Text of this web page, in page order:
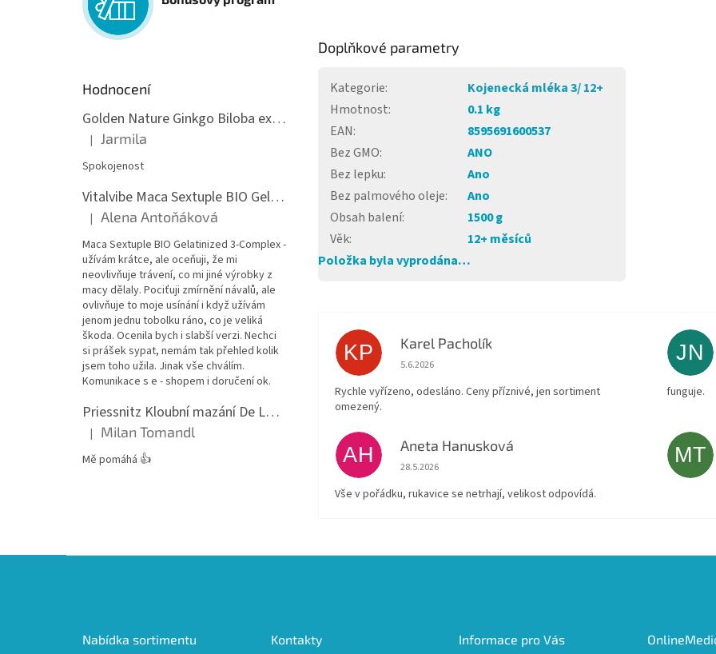
Hodnocení
Golden Nature Ginkgo Biloba extrakt 50:1 60mg, 100 kapslí
Hodnocení produktu je 5 z 5 hvězdiček.
| Jarmila
Spokojenost
Vitalvibe Maca Sextuple BIO Gelatinized 3-Complex, 60 kapslí
Hodnocení produktu je 5 z 5 hvězdiček.
| Alena Antoňáková
Maca Sextuple BIO Gelatinized 3-Complex -
užívám krátce, ale oceňuji, že mi
neovlivňuje trávení, co mi jiné výrobky z
macy dělaly. Pociťuji zmírnění návalů, ale
ovlivňuje to moje usínání i když užívám
jenom jednu tobolku ráno, co je veliká
škoda. Ocenila bych i slabší verzi. Nechci
si prášek sypat, nemám tak přehled kolik
jsem toho užila. Jinak vše chválím.
Komunikace s e - shopem i doručení ok.
Priessnitz Kloubní mazání De Luxe, 200ml
Hodnocení produktu je 5 z 5 hvězdiček.
| Milan Tomandl
Mě pomáhá 👍
Doplňkové parametry
Kategorie:
Kojenecká mléka 3/ 12+
Hmotnost:
0.1 kg
EAN:
8595691600537
Bez GMO:
ANO
Bez lepku:
Ano
Bez palmového oleje:
Ano
Obsah balení:
1500 g
Věk:
12+ měsíců
Položka byla vyprodána…
KP Karel Pacholík
Hodnocení obchodu je 4 z 5 hvězdiček.
5.6.2026
Rychle vyřízeno, odesláno. Ceny příznivé, jen sortiment
omezený.
JN
funguje.
AH Aneta Hanusková
Hodnocení obchodu je 5 z 5 hvězdiček.
28.5.2026
Vše v pořádku, rukavice se netrhají, velikost odpovídá.
MT
Nabídka sortimentu Kontakty Informace pro Vás